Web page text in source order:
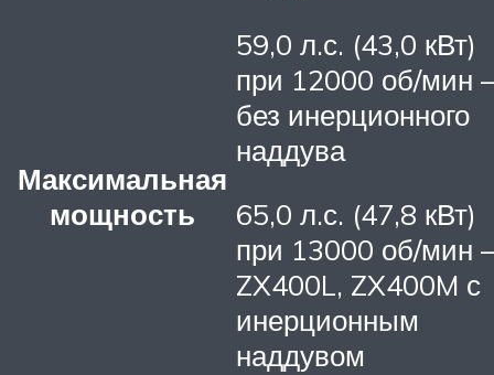
Максимальная
мощность
59,0 л.с. (43,0 кВт)
при 12000 об/мин –
без инерционного
наддува
65,0 л.с. (47,8 кВт)
при 13000 об/мин –
ZX400L, ZX400M с
инерционным
наддувом